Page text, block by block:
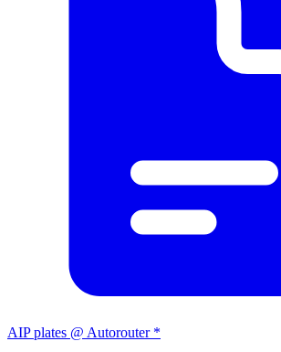
AIP plates @ Autorouter *